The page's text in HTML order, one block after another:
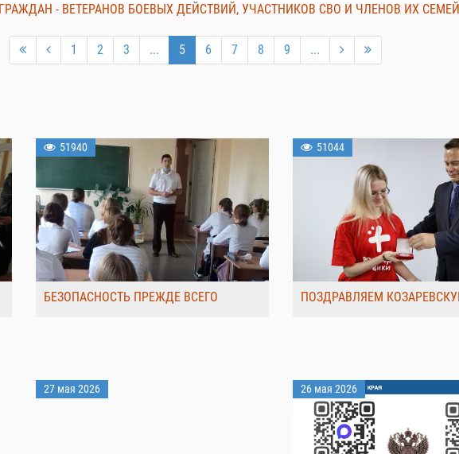
- ВЕТЕРАНОВ БОЕВЫХ ДЕЙСТВИЙ, УЧАСТНИКОВ СВО И ЧЛЕНОВ ИХ СЕМЕЙ
1 2 3 ... 5 6 7 8 9 ...
51940
БЕЗОПАСНОСТЬ ПРЕЖДЕ ВСЕГО
51044
ПОЗДРАВЛЯЕМ
27 мая 2026 26 мая 2026